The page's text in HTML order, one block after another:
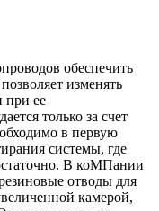
обеспечить
изменять
при ее
только за счет
в первую
системы, где
В коМПании
отводы для
камерой,